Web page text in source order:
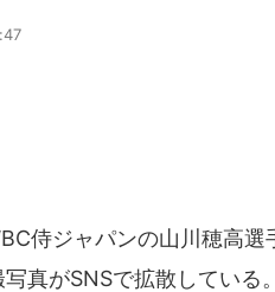
侍ジャパンの山川穂高選
写真がSNSで拡散している。